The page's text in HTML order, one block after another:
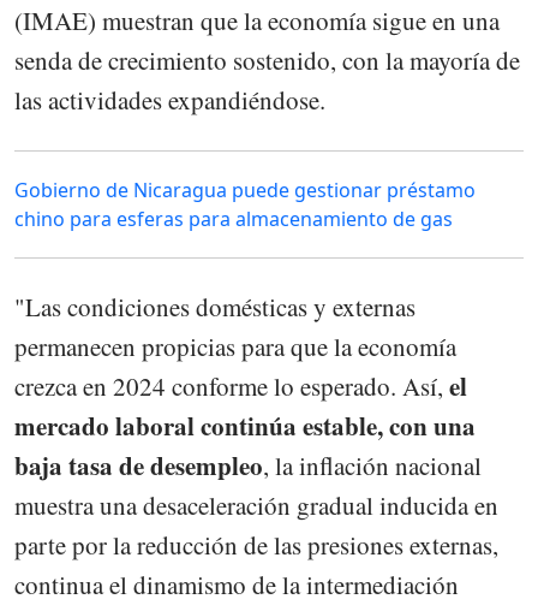
(IMAE) muestran que la economía sigue en una
senda de crecimiento sostenido, con la mayoría de
las actividades expandiéndose.
Gobierno de Nicaragua puede gestionar préstamo
chino para esferas para almacenamiento de gas
"Las condiciones domésticas y externas
permanecen propicias para que la economía
crezca en 2024 conforme lo esperado. Así, el
mercado laboral continúa estable, con una
baja tasa de desempleo, la inflación nacional
muestra una desaceleración gradual inducida en
parte por la reducción de las presiones externas,
continua el dinamismo de la intermediación